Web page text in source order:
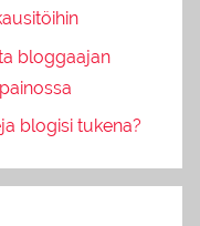
bloggaajan
blogisi tukena?